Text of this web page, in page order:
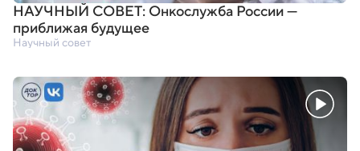
НАУЧНЫЙ СОВЕТ: Онкослужба России —
приближая будущее
Научный совет